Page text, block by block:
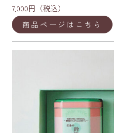
7,000円（税込）
商品ページはこちら